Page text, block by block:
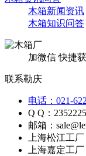
木箱新闻资讯
木箱知识问答
加微信 快捷
联系勒庆
电话：021-
Q Q：
邮箱：
上海松江工
上海嘉定工